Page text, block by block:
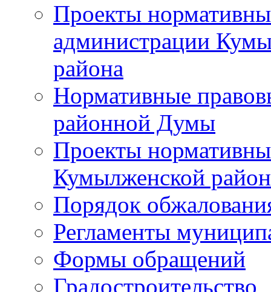
Проекты
администрации
района
Нормативные
районной Думы
Проекты
Кумылженской
Порядок
Регламенты
Формы обращений
Градостроительство